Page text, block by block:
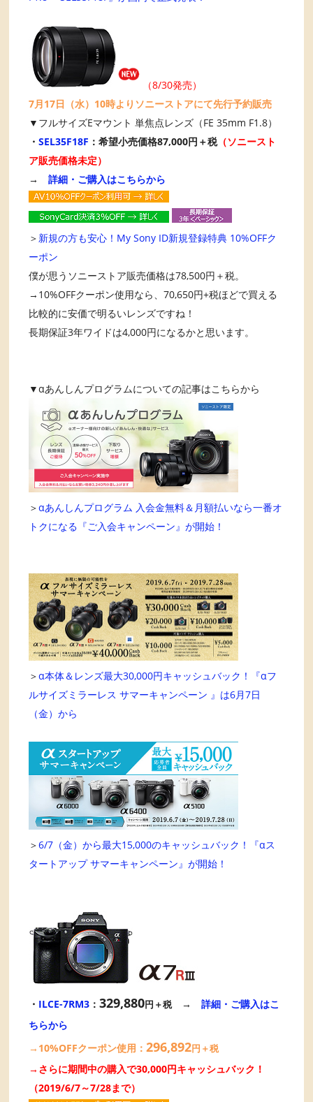
（8/30発売）
7月17日（水）10時よりソニーストアにて先行予約販売
▼フルサイズEマウント 単焦点レンズ（FE 35mm F1.8）
・SEL35F18F ：希望小売価格87,000円＋税（ソニースト
ア販売価格未定）
→詳細・ご購入はこちらから
＞ 新規の方も安心！My Sony ID新規登録特典 10%OFFク
ーポン
僕が思うソニーストア販売価格は78,500円＋税。
→10%OFFクーポン使用なら、70,650円+税ほどで買える
比較的に安価で明るいレンズですね！
長期保証3年ワイドは4,000円になるかと思います。
▼αあんしんプログラムについての記事はこちらから
＞αあんしんプログラム 入会金無料＆月額払いなら一番オ
トクになる『ご入会キャンペーン』が開始！
＞α本体＆レンズ最大30,000円キャッシュバック！『αフ
ルサイズミラーレス サマーキャンペーン 』は6月7日
（金）から
＞6/7（金）から最大15,000のキャッシュバック！『αス
タートアップ サマーキャンペーン』が開始！
・ ILCE-7RM3 ：329,880円＋税→詳細・ご購入はこ
ちらから
→10%OFFクーポン使用：296,892円＋税
→さらに期間中の購入で30,000円キャッシュバック！
（2019/6/7～7/28まで）